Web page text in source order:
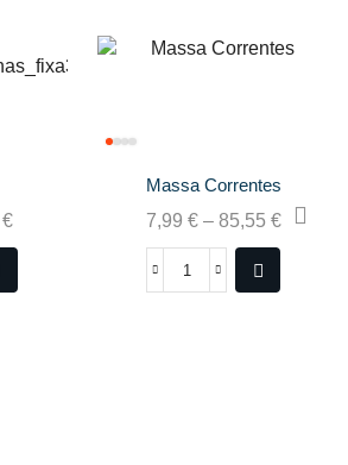
€
Massa Correntes
7,99 €– 85,55 €